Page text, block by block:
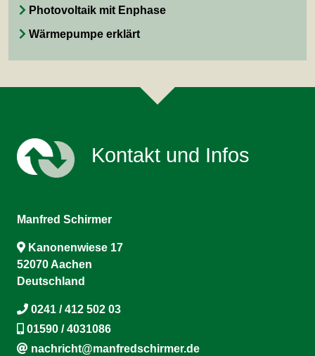
Photovoltaik mit Enphase
Wärmepumpe erklärt
Kontakt und Infos
Manfred Schirmer
Kanonenwiese 17
52070 Aachen
Deutschland
0241 / 412 502 03
01590 / 4031086
nachricht@manfredschirmer.de